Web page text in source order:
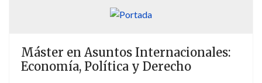
Departamento de Derecho Internacional, Eclesiástico y
Filosofía del Derecho de su Facultad de Derecho, con
una oferta absolutamente novedosa —por su espíritu,
por su estructura y por el diseño de su contenido— y
perfectamente adaptada a las exigencias del Espacio
Máster en Asuntos Internacionales:
Economía, Política y Derecho